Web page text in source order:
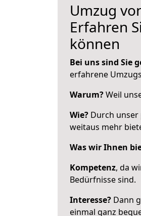
Umzug
Erfahren
können
Bei uns sind Sie
erfahrene
Warum?Weil
Wie? Durch
weitaus mehr
Was wir Ihnen
Kompetenz, da
Bedürfnisse sind.
Interesse? Dann
einmal ganz